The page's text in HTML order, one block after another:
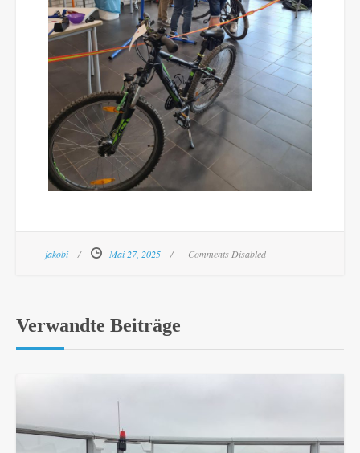
jakobi Mai 27, 2025 Comments Disabled
Verwandte Beiträge